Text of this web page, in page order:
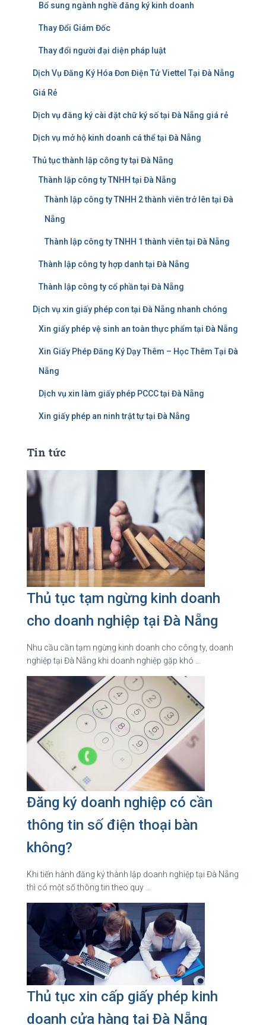
Bổ sung ngành nghề đăng ký kinh doanh
Thay Đổi Giám Đốc
Thay đổi người đại diện pháp luật
Dịch Vụ Đăng Ký Hóa Đơn Điện Tử Viettel Tại Đà Nẵng
Giá Rẻ
Dịch vụ đăng ký cài đặt chữ ký số tại Đà Nẵng giá rẻ
Dịch vụ mở hộ kinh doanh cá thể tại Đà Nẵng
Thủ tục thành lập công ty tại Đà Nẵng
Thành lập công ty TNHH tại Đà Nẵng
Thành lập công ty TNHH 2 thành viên trở lên tại Đà
Nẵng
Thành lập công ty TNHH 1 thành viên tại Đà Nẵng
Thành lập công ty hợp danh tại Đà Nẵng
Thành lập công ty cổ phần tại Đà Nẵng
Dịch vụ xin giấy phép con tại Đà Nẵng nhanh chóng
Xin giấy phép vệ sinh an toàn thực phẩm tại Đà Nẵng
Xin Giấy Phép Đăng Ký Dạy Thêm – Học Thêm Tại Đà
Nẵng
Dịch vụ xin làm giấy phép PCCC tại Đà Nẵng
Xin giấy phép an ninh trật tự tại Đà Nẵng
Tin tức
Thủ tục tạm ngừng kinh doanh
cho doanh nghiệp tại Đà Nẵng
Nhu cầu cần tạm ngừng kinh doanh cho công ty, doanh
nghiệp tại Đà Nẵng khi doanh nghiệp gặp khó …
Đăng ký doanh nghiệp có cần
thông tin số điện thoại bàn
không?
Khi tiến hành đăng ký thành lập doanh nghiệp tại Đà Nẵng
thì có một số thông tin theo quy …
Thủ tục xin cấp giấy phép kinh
doanh cửa hàng tại Đà Nẵng